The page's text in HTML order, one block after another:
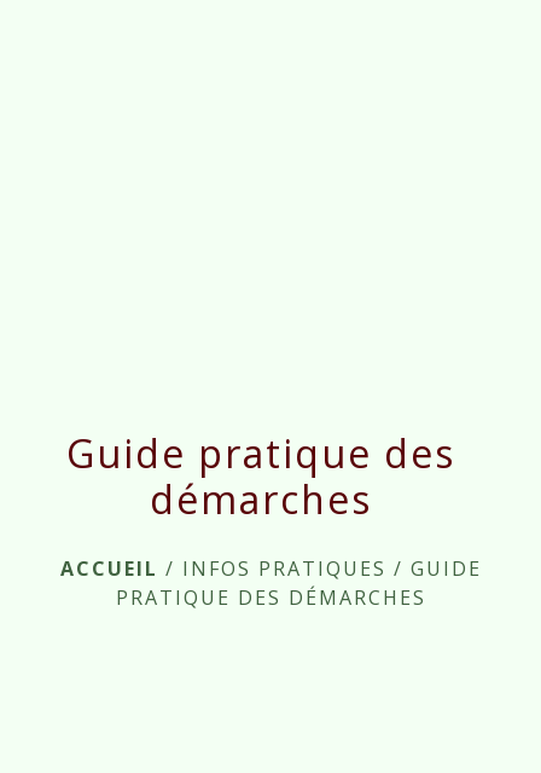
Guide pratique des
démarches
ACCUEIL / INFOS PRATIQUES / GUIDE
PRATIQUE DES DÉMARCHES